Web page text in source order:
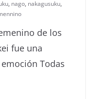
, nago, nakagusuku,
de los
fue una
Todas